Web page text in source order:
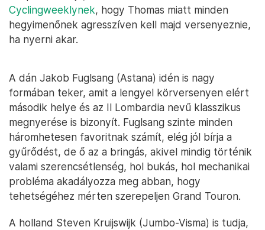
Cyclingweeklynek, hogy Thomas miatt minden
hegyimenőnek agresszíven kell majd versenyeznie,
ha nyerni akar.
A dán Jakob Fuglsang (Astana) idén is nagy
formában teker, amit a lengyel körversenyen elért
második helye és az Il Lombardia nevű klasszikus
megnyerése is bizonyít. Fuglsang szinte minden
háromhetesen favoritnak számít, elég jól bírja a
gyűrődést, de ő az a bringás, akivel mindig történik
valami szerencsétlenség, hol bukás, hol mechanikai
probléma akadályozza meg abban, hogy
tehetségéhez mérten szerepeljen Grand Touron.
A holland Steven Kruijswijk (Jumbo-Visma) is tudja,